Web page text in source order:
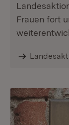
Frauen fort